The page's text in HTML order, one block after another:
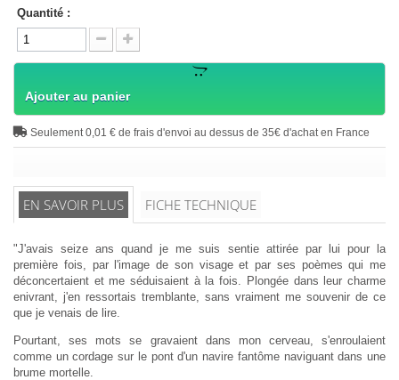
Quantité :
Ajouter au panier
Seulement 0,01 € de frais d'envoi au dessus de 35€ d'achat en France
EN SAVOIR PLUS FICHE TECHNIQUE
"J'avais seize ans quand je me suis sentie attirée par lui pour la
première fois, par l'image de son visage et par ses poèmes qui me
déconcertaient et me séduisaient à la fois. Plongée dans leur charme
enivrant, j'en ressortais tremblante, sans vraiment me souvenir de ce
que je venais de lire.
Pourtant, ses mots se gravaient dans mon cerveau, s'enroulaient
comme un cordage sur le pont d'un navire fantôme naviguant dans une
brume mortelle.